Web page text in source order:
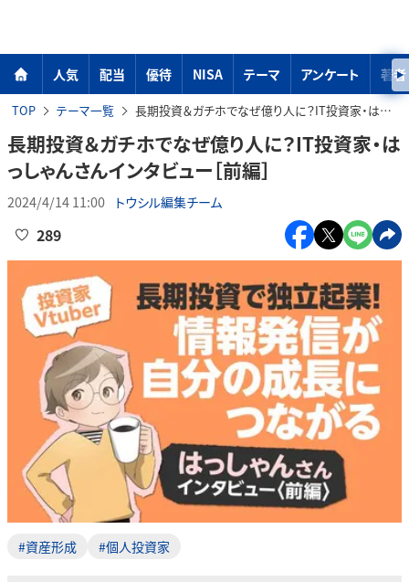
人気 配当 優待 NISA テーマ アンケート 著者
TOP テーマ一覧 長期投資＆ガチホでなぜ億り人に？IT投資家・はっしゃんさんインタビュー［前編］
長期投資＆ガチホでなぜ億り人に？IT投資家・は
っしゃんさんインタビュー［前編］
2024/4/14 11:00 トウシル編集チーム
289
#資産形成 #個人投資家